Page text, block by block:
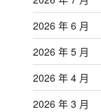
2026 年 6 月
2026 年 5 月
2026 年 4 月
2026 年 3 月